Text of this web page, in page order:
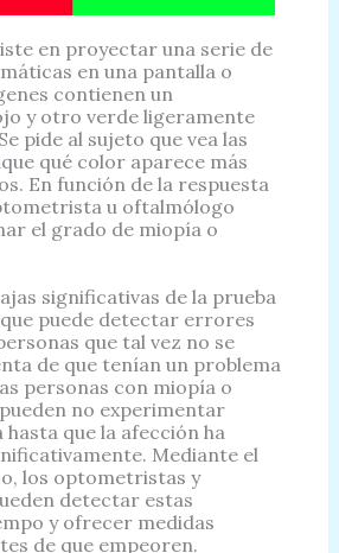
en proyectar una serie de
en una pantalla o
contienen un
y otro verde ligeramente
pide al sujeto que vea las
qué color aparece más
En función de la respuesta
u oftalmólogo
el grado de miopía o
significativas de la prueba
puede detectar errores
que tal vez no se
de que tenían un problema
personas con miopía o
no experimentar
que la afección ha
Mediante el
los optometristas y
detectar estas
y ofrecer medidas
de que empeoren.